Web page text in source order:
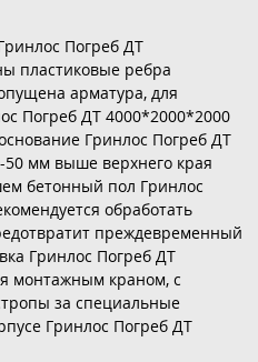
Погреб ДТ
пластиковые ребра
арматура, для
Погреб ДТ 4000*2000*2000
Гринлос Погреб ДТ
мм выше верхнего края
бетонный пол Гринлос
обработать
преждевременный
Гринлос Погреб ДТ
монтажным краном, с
за специальные
Гринлос Погреб ДТ